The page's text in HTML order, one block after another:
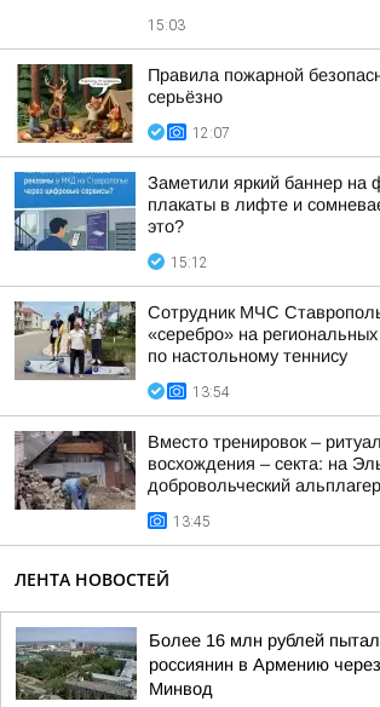
15:03
Правила пожарной
серьёзно
12:07
Заметили яркий баннер на
плакаты в лифте и
это?
15:12
Сотрудник МЧС
«серебро» на
по настольному теннису
13:54
Вместо тренировок –
восхождения – секта: на
добровольческий
13:45
ЛЕНТА НОВОСТЕЙ
Более 16 млн рублей
россиянин в Армению
Минвод